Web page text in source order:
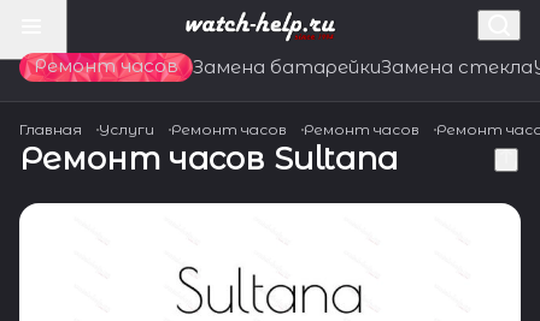
Ремонт часов Замена батарейкиЗамена стекла
Главная Услуги Ремонт часов Ремонт часов Ремонт
Ремонт часов Sultana